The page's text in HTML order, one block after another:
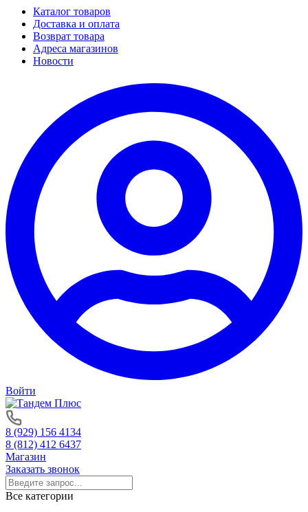
Каталог товаров
Доставка и оплата
Возврат товара
Адреса магазинов
Новости
Войти
8 (929) 156 4134
8 (812) 412 6437
Магазин
Заказать звонок
Все категории